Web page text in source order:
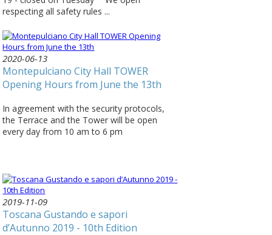
respecting all safety rules ...
2020-06-13
Montepulciano City Hall TOWER
Opening Hours from June the 13th
In agreement with the security protocols,
the Terrace and the Tower will be open
every day from 10 am to 6 pm
2019-11-09
Toscana Gustando e sapori
d’Autunno 2019 - 10th Edition